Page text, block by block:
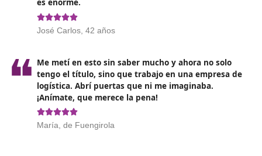
Opiniones sobre el
Profesional para el Transporte en
Real